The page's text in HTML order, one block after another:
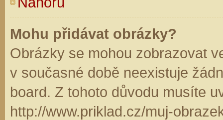
Mohu přidávat obrázky?
Obrázky se mohou zobrazovat
v současné době neexistuje
board. Z tohoto důvodu musíte
http://www.priklad.cz/muj-